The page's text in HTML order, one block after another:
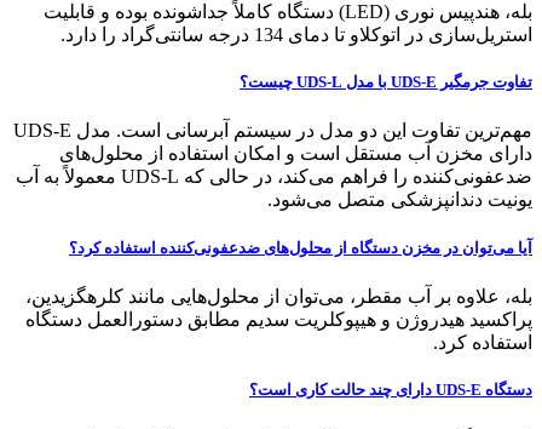
بله، هندپیس نوری (LED) دستگاه کاملاً جداشونده بوده و قابلیت
استریل‌سازی در اتوکلاو تا دمای 134 درجه سانتی‌گراد را دارد.
تفاوت جرمگیر UDS-E با مدل UDS-L چیست؟
مهم‌ترین تفاوت این دو مدل در سیستم آبرسانی است. مدل UDS-E
دارای مخزن آب مستقل است و امکان استفاده از محلول‌های
ضدعفونی‌کننده را فراهم می‌کند، در حالی که UDS-L معمولاً به آب
یونیت دندانپزشکی متصل می‌شود.
آیا می‌توان در مخزن دستگاه از محلول‌های ضدعفونی‌کننده استفاده کرد؟
بله، علاوه بر آب مقطر، می‌توان از محلول‌هایی مانند کلرهگزیدین،
پراکسید هیدروژن و هیپوکلریت سدیم مطابق دستورالعمل دستگاه
استفاده کرد.
دستگاه UDS-E دارای چند حالت کاری است؟